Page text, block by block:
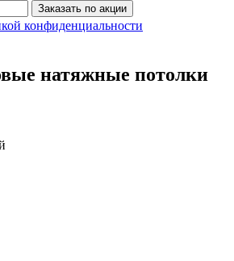
Заказать по акции
конфиденциальности
натяжные потолки